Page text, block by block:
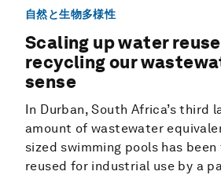
自然と生物多様性
Scaling up water
recycling our
sense
In Durban, South Africa’s third
amount of wastewater
sized swimming pools has
reused for industrial use by a